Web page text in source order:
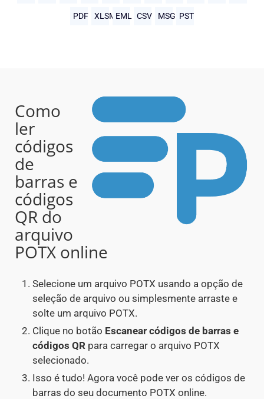
PDF XLSMEML CSV MSG PST
Como
ler
códigos
de
barras e
códigos
QR do
arquivo
POTX online
Selecione um arquivo POTX usando a opção de
seleção de arquivo ou simplesmente arraste e
solte um arquivo POTX.
Clique no botão Escanear códigos de barras e
códigos QR para carregar o arquivo POTX
selecionado.
Isso é tudo! Agora você pode ver os códigos de
barras do seu documento POTX online.